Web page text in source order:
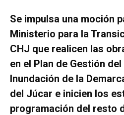
Se impulsa una moción
Ministerio para la
CHJ que realicen las
en el Plan de Gestión
Inundación de la
del Júcar e inicien los
programación del resto